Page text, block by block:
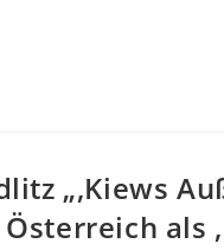
„‚Kiews
als